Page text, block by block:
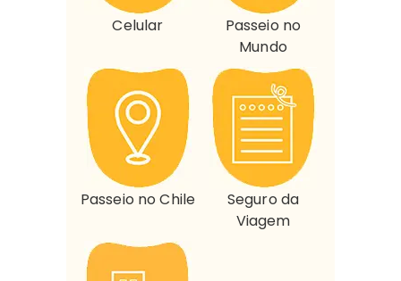
Celular
Passeio no
Mundo
Passeio no Chile
Seguro da
Viagem